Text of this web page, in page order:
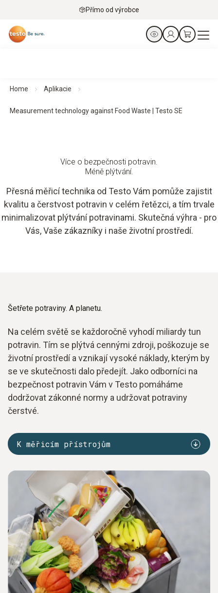
Přímo od výrobce
Home Aplikacie
Measurement technology against Food Waste | Testo SE
Více o bezpečnosti potravin.
Méně plýtvání.
Přesná měřicí technika od Testo Vám pomůže zajistit
kvalitu a čerstvost potravin v celém řetězci, a tím trvale
minimalizovat plýtvání potravinami. Skutečná výhra - pro
Vás, Vaše zákazníky i naše životní prostředí.
Šetřete potraviny. A planetu.
Na celém světě se každoročně vyhodí miliardy tun
potravin. Tím se plýtvá cennými zdroji, poškozuje se
životní prostředí a vznikají vysoké náklady, kterým by
se ve skutečnosti dalo předejít. Jako odborníci na
bezpečnost potravin Vám v Testo pomáháme
dodržovat zákonné normy a udržovat potraviny
čerstvé.
K měřicím přístrojům